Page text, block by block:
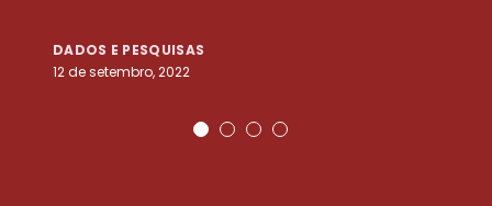
DADOS E PESQUISAS
12 de setembro, 2022